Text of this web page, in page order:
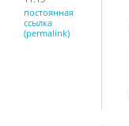
постоянная
ссылка
(permalink)